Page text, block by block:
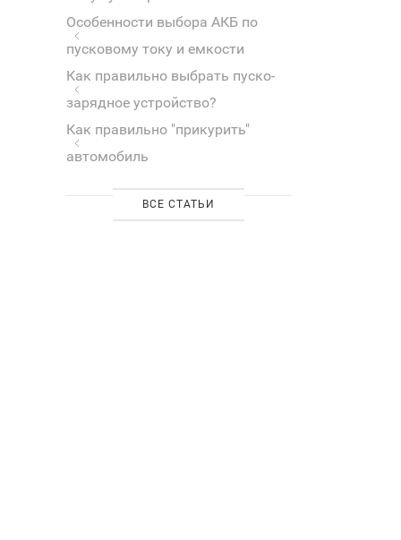
Особенности выбора АКБ по
пусковому току и емкости
Как правильно выбрать пуско-
зарядное устройство?
Как правильно "прикурить"
автомобиль
ВСЕ СТАТЬИ